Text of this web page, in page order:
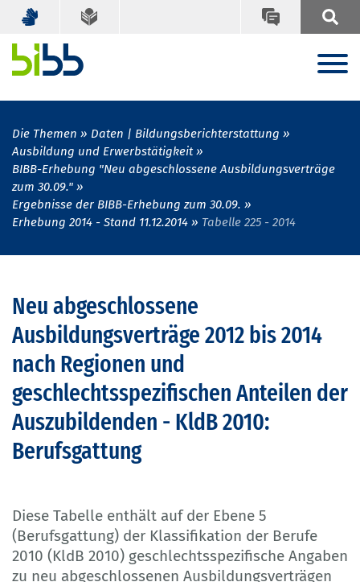
Die Themen
Daten | Bildungsberichterstattung
Ausbildung und Erwerbstätigkeit
BIBB-Erhebung "Neu abgeschlossene Ausbildungsverträge
zum 30.09."
Ergebnisse der BIBB-Erhebung zum 30.09.
Erhebung 2014 - Stand 11.12.2014
Tabelle 225 - 2014
Neu abgeschlossene
Ausbildungsverträge 2012 bis 2014
nach Regionen und
geschlechtsspezifischen Anteilen der
Auszubildenden - KldB 2010:
Berufsgattung
Diese Tabelle enthält auf der Ebene 5
(Berufsgattung) der Klassifikation der Berufe
2010 (KldB 2010) geschlechtsspezifische Angaben
zu neu abgeschlossenen Ausbildungsverträgen